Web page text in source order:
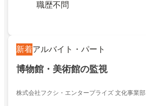
職歴不問
新着アルバイト・パート
博物館・美術館の監視
株式会社フクシ・エンタープライズ 文化事業部